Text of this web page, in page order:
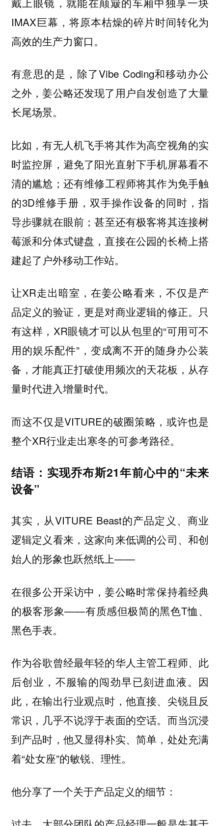
IMAX巨幕，将原本枯燥的碎片时间转化为
高效的生产力窗口。
有意思的是，除了Vibe Coding和移动办公
之外，姜公略还发现了用户自发创造了大量
长尾场景。
比如，有无人机飞手将其作为高空视角的实
时监控屏，避免了阳光直射下手机屏幕看不
清的尴尬；还有维修工程师将其作为免手触
的3D维修手册，双手操作设备的同时，指
导步骤就在眼前；甚至还有极客将其连接树
莓派和分体式键盘，直接在公园的长椅上搭
建起了户外移动工作站。
让XR走出暗室，在姜公略看来，不仅是产
品定义的验证，更是对商业逻辑的修正。只
有这样，XR眼镜才可以从包里的“可用可不
用的娱乐配件”，变成离不开的随身办公装
备，才能真正打破使用频次的天花板，从存
量时代进入增量时代。
而这不仅是VITURE的破圈策略，或许也是
整个XR行业走出寒冬的可参考路径。
结语：实现乔布斯21年前心中的“未来
设备”
其实，从VITURE Beast的产品定义、商业
逻辑定义看来，这家向来低调的公司、和创
始人的形象也跃然纸上——
在很多公开采访中，姜公略时常保持着经典
的极客形象——有质感但极简的黑色T恤、
黑色手表。
作为谷歌曾经最年轻的华人主管工程师、此
后创业，不服输的闯劲早已刻进血液。因
此，在输出行业观点时，他直接、尖锐且反
常识，几乎不说浮于表面的空话。而当沉浸
到产品时，他又显得朴实、简单，处处充满
着“处女座”的敏锐、理性。
他分享了一个关于产品定义的细节：